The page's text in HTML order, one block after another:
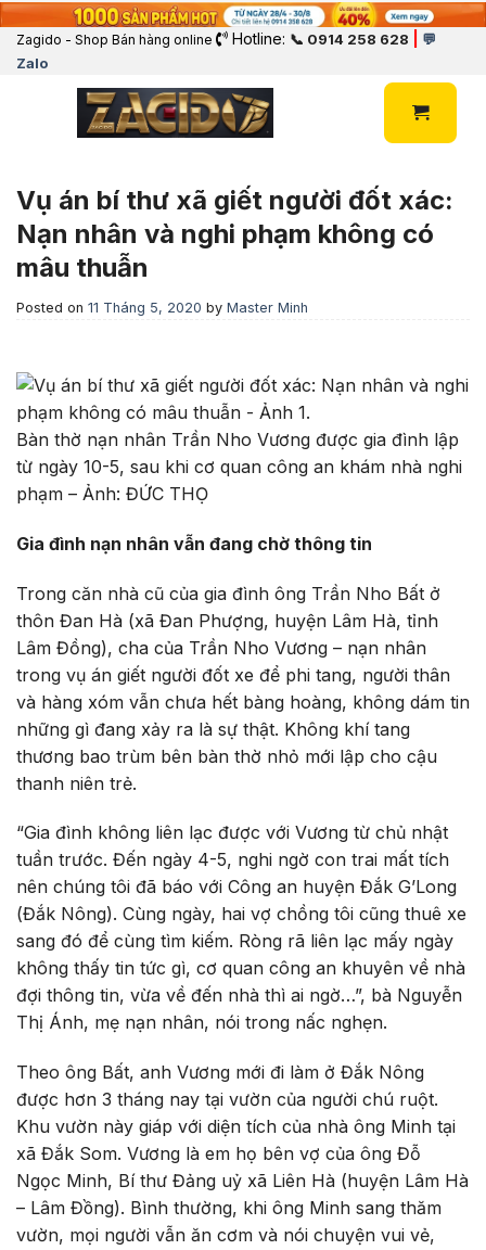
Zagido - Shop Bán hàng online Hotline: 📞 0914 258 628
💬
Zalo
Vụ án bí thư xã giết người đốt xác:
Nạn nhân và nghi phạm không có
mâu thuẫn
Posted on 11 Tháng 5, 2020 by Master Minh
Bàn thờ nạn nhân Trần Nho Vương được gia đình lập
từ ngày 10-5, sau khi cơ quan công an khám nhà nghi
phạm – Ảnh: ĐỨC THỌ
Gia đình nạn nhân vẫn đang chờ thông tin
Trong căn nhà cũ của gia đình ông Trần Nho Bất ở
thôn Đan Hà (xã Đan Phượng, huyện Lâm Hà, tỉnh
Lâm Đồng), cha của Trần Nho Vương – nạn nhân
trong vụ án giết người đốt xe để phi tang, người thân
và hàng xóm vẫn chưa hết bàng hoàng, không dám tin
những gì đang xảy ra là sự thật. Không khí tang
thương bao trùm bên bàn thờ nhỏ mới lập cho cậu
thanh niên trẻ.
“Gia đình không liên lạc được với Vương từ chủ nhật
tuần trước. Đến ngày 4-5, nghi ngờ con trai mất tích
nên chúng tôi đã báo với Công an huyện Đắk G’Long
(Đắk Nông). Cùng ngày, hai vợ chồng tôi cũng thuê xe
sang đó để cùng tìm kiếm. Ròng rã liên lạc mấy ngày
không thấy tin tức gì, cơ quan công an khuyên về nhà
đợi thông tin, vừa về đến nhà thì ai ngờ…”, bà Nguyễn
Thị Ánh, mẹ nạn nhân, nói trong nấc nghẹn.
Theo ông Bất, anh Vương mới đi làm ở Đắk Nông
được hơn 3 tháng nay tại vườn của người chú ruột.
Khu vườn này giáp với diện tích của nhà ông Minh tại
xã Đắk Som. Vương là em họ bên vợ của ông Đỗ
Ngọc Minh, Bí thư Đảng uỷ xã Liên Hà (huyện Lâm Hà
– Lâm Đồng). Bình thường, khi ông Minh sang thăm
vườn, mọi người vẫn ăn cơm và nói chuyện vui vẻ,